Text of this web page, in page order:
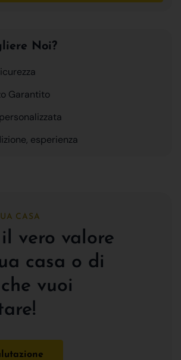
Noi?
Garantito
esperienza
CASA
vero valore
casa o di
vuoi